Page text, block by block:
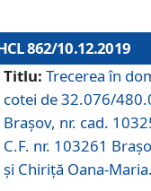
862/10.12.2019
Titlu: Trecerea în
cotei de 32.076/
Brașov, nr. cad.
C.F. nr. 103261
și Chiriță Oana-Maria.